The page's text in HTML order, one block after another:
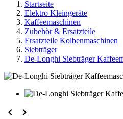
Startseite
Elektro Kleingeräte
Kaffeemaschinen
Zubehör & Ersatzteile
Ersatzteile Kolbenmaschinen
Siebträger
De-Longhi Siebträger
 